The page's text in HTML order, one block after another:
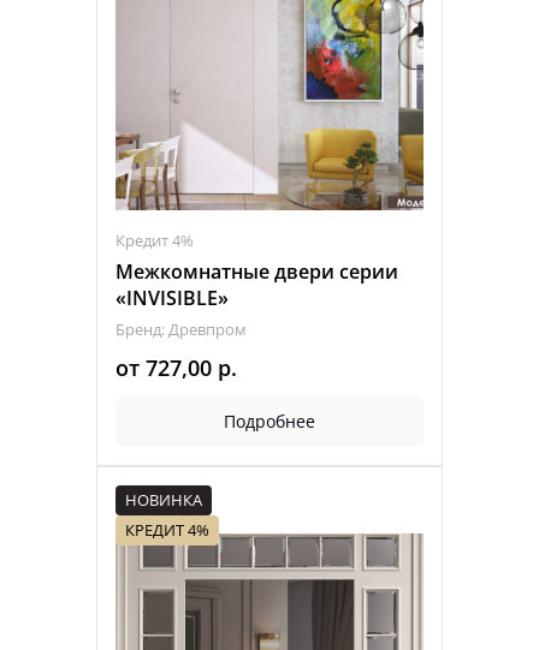
Кредит 4%
Межкомнатные двери серии
«INVISIBLE»
Бренд: Древпром
от 727,00 р.
Подробнее
НОВИНКА
КРЕДИТ 4%